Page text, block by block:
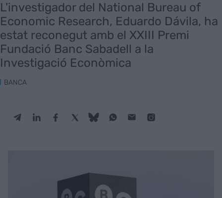
L'investigador del National Bureau of
Economic Research, Eduardo Dávila, ha
estat reconegut amb el XXIII Premi
Fundació Banc Sabadell a la
Investigació Econòmica
BANCA